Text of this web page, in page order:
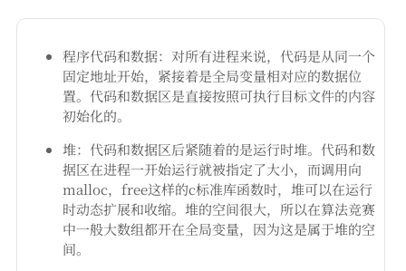
程序代码和数据：对所有进程来说，代码是从同一个
固定地址开始，紧接着是全局变量相对应的数据位
置。代码和数据区是直接按照可执行目标文件的内容
初始化的。
堆：代码和数据区后紧随着的是运行时堆。代码和数
据区在进程一开始运行就被指定了大小，而调用向
malloc，free这样的c标准库函数时，堆可以在运行
时动态扩展和收缩。堆的空间很大，所以在算法竞赛
中一般大数组都开在全局变量，因为这是属于堆的空
间。